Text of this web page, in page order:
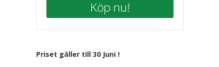
Köp nu!
Priset gäller till 30 Juni !